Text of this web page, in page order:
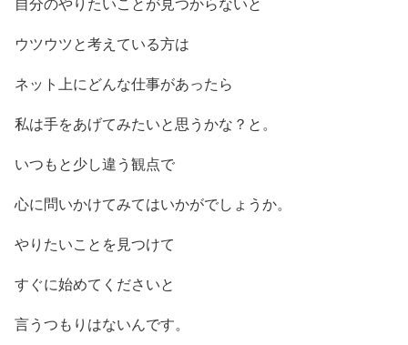
ウツウツと考えている方は
ネット上にどんな仕事があったら
私は手をあげてみたいと思うかな？と。
いつもと少し違う観点で
心に問いかけてみてはいかがでしょうか。
やりたいことを見つけて
すぐに始めてくださいと
言うつもりはないんです。